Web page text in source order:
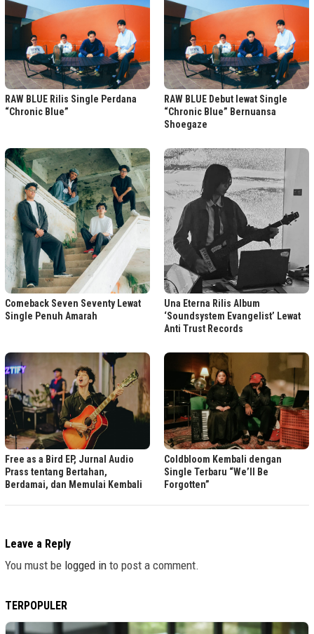
RAW BLUE Rilis Single Perdana
“Chronic Blue”
RAW BLUE Debut lewat Single
“Chronic Blue” Bernuansa
Shoegaze
Comeback Seven Seventy Lewat
Single Penuh Amarah
Una Eterna Rilis Album
‘Soundsystem Evangelist’ Lewat
Anti Trust Records
Free as a Bird EP, Jurnal Audio
Prass tentang Bertahan,
Berdamai, dan Memulai Kembali
Coldbloom Kembali dengan
Single Terbaru “We’ll Be
Forgotten”
Leave a Reply
You must be logged in to post a comment.
TERPOPULER